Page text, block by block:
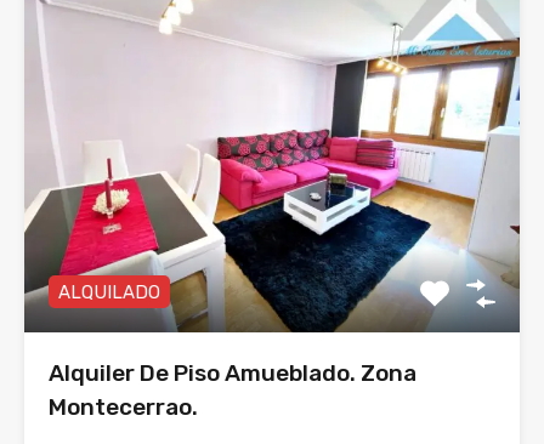
ALQUILADO
Alquiler De Piso Amueblado. Zona
Montecerrao.